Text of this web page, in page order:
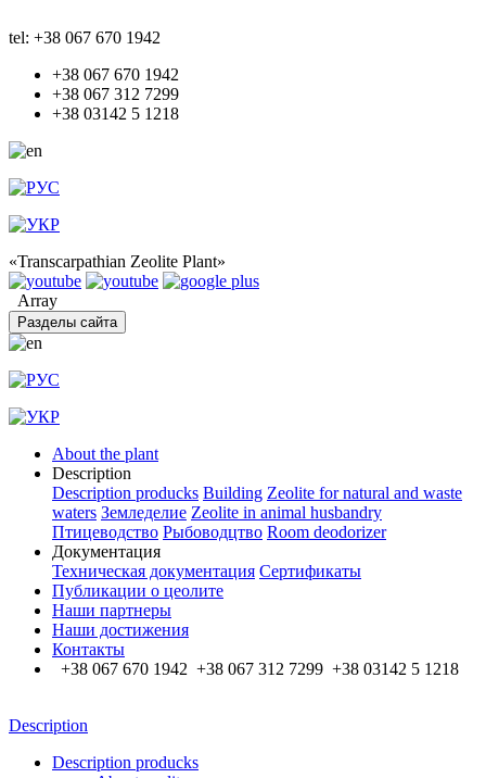
tel: +38 067 670 1942
+38 067 670 1942
+38 067 312 7299
+38 03142 5 1218
«Transcarpathian Zeolite Plant»
Array
Разделы сайта
About the plant
Description
Description producks Building Zeolite for natural and waste
waters Земледелие Zeolite in animal husbandry
Птицеводство Рыбоводцтво Room deodorizer
Документация
Техническая документация Сертификаты
Публикации о цеолите
Наши партнеры
Наши достижения
Контакты
+38 067 670 1942 +38 067 312 7299 +38 03142 5 1218
Description
Description producks